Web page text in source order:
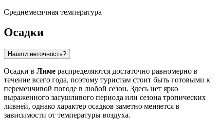
Среднемесячная температура
Осадки
Нашли неточность?
Осадки в Лиме распределяются достаточно равномерно в
течение всего года, поэтому туристам стоит быть готовыми к
переменчивой погоде в любой сезон. Здесь нет ярко
выраженного засушливого периода или сезона тропических
ливней, однако характер осадков заметно меняется в
зависимости от температуры воздуха.